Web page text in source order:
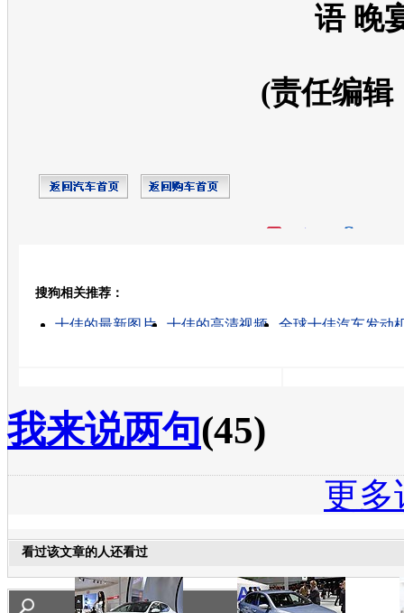
语 晚
(责任编辑
搜狗相关推荐：
十佳的最新图片 十佳的高清视频
全球十佳汽车发动
我来说两句(45)
更多
看过该文章的人还看过